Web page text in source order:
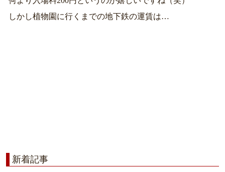
しかし植物園に行くまでの地下鉄の運賃は…
新着記事